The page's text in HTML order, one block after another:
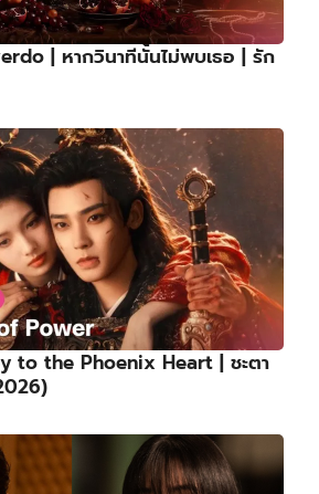
| หากวินาทีนั้นไม่พบเธอ | รัก
to the Phoenix Heart | ชะตา